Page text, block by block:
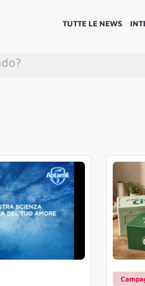
TUTTE LE NEWS